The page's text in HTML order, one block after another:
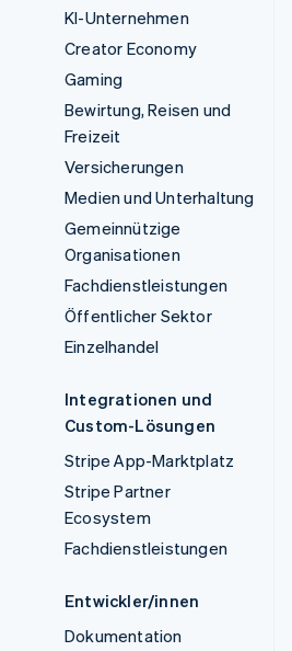
KI-Unternehmen
Creator Economy
Gaming
Bewirtung, Reisen und
Freizeit
Versicherungen
Medien und Unterhaltung
Gemeinnützige
Organisationen
Fachdienstleistungen
Öffentlicher Sektor
Einzelhandel
Integrationen und
Custom-Lösungen
Stripe App-Marktplatz
Stripe Partner
Ecosystem
Fachdienstleistungen
Entwickler/innen
Dokumentation